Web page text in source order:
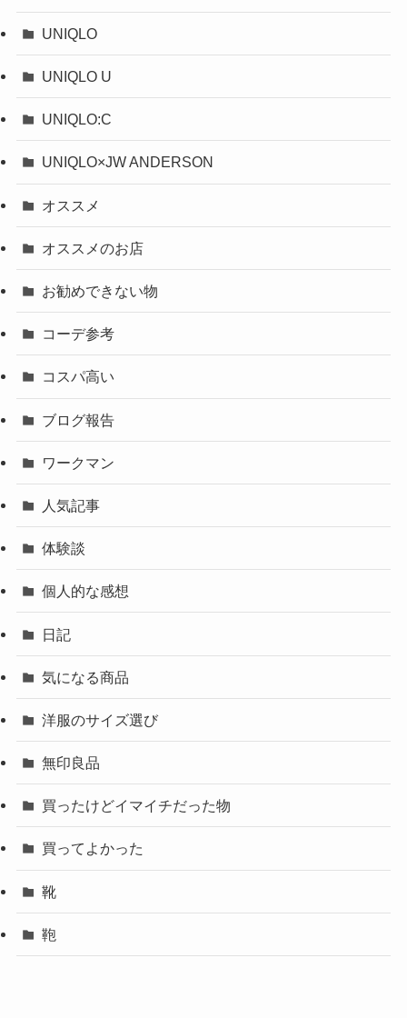
UNIQLO
UNIQLO U
UNIQLO:C
UNIQLO×JW ANDERSON
オススメ
オススメのお店
お勧めできない物
コーデ参考
コスパ高い
ブログ報告
ワークマン
人気記事
体験談
個人的な感想
日記
気になる商品
洋服のサイズ選び
無印良品
買ったけどイマイチだった物
買ってよかった
靴
鞄